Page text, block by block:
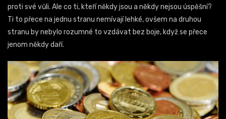
proti své vůli. Ale co ti, kteří někdy jsou a někdy nejsou úspěšní?
Ti to přece na jednu stranu nemívají lehké, ovšem na druhou
stranu by nebylo rozumné to vzdávat bez boje, když se přece
jenom někdy daří.